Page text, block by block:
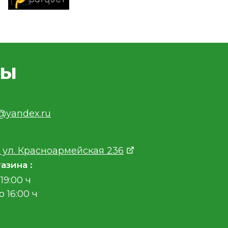
:
Красноармейская 236
ч
16:00 ч